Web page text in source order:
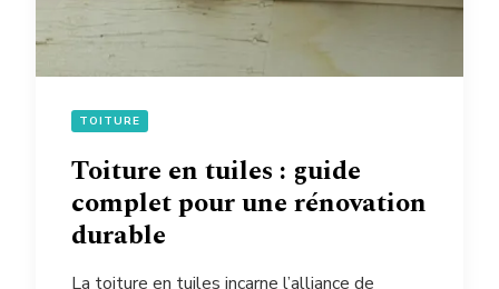
TOITURE
Toiture en tuiles : guide
complet pour une rénovation
durable
La toiture en tuiles incarne l’alliance de